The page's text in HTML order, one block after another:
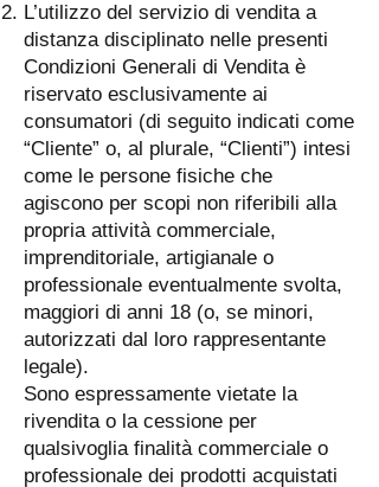
L’utilizzo del servizio di vendita a
distanza disciplinato nelle presenti
Condizioni Generali di Vendita è
riservato esclusivamente ai
consumatori (di seguito indicati come
“Cliente” o, al plurale, “Clienti”) intesi
come le persone fisiche che
agiscono per scopi non riferibili alla
propria attività commerciale,
imprenditoriale, artigianale o
professionale eventualmente svolta,
maggiori di anni 18 (o, se minori,
autorizzati dal loro rappresentante
legale).
Sono espressamente vietate la
rivendita o la cessione per
qualsivoglia finalità commerciale o
professionale dei prodotti acquistati